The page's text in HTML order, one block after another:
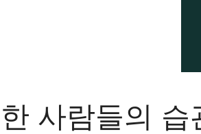
사람들의 습